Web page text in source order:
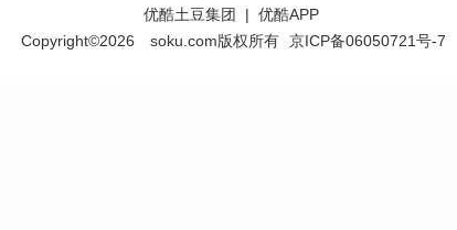
优酷土豆集团 | 优酷APP
Copyright©2026
soku.com版权所有 京ICP备06050721号-7